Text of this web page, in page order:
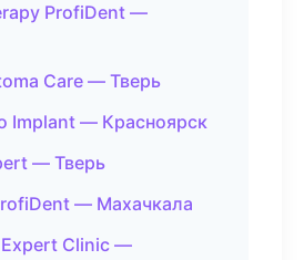
ProfiDent —
Care — Тверь
Implant — Красноярск
— Тверь
— Махачкала
Clinic —